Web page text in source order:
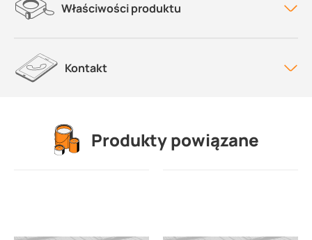
Właściwości produktu
Kontakt
Produkty powiązane